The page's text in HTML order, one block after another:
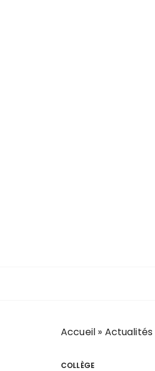
Accueil » Actualités
COLLÈGE